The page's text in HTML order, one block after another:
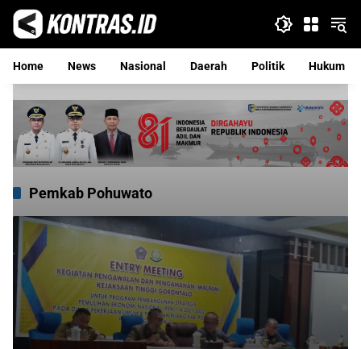
Langsung
konten
Home
News Nasional Daerah Politik Hukum
Pemkab Pohuwato